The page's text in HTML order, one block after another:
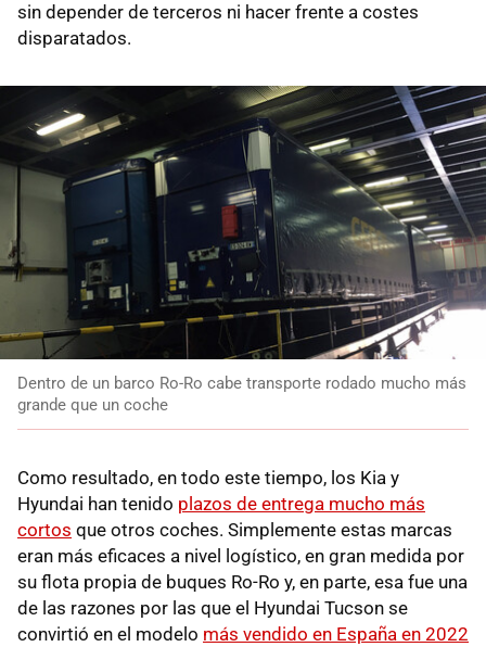
sin depender de terceros ni hacer frente a costes
disparatados.
Dentro de un barco Ro-Ro cabe transporte rodado mucho más
grande que un coche
Como resultado, en todo este tiempo, los Kia y
Hyundai han tenido plazos de entrega mucho más
cortos que otros coches. Simplemente estas marcas
eran más eficaces a nivel logístico, en gran medida por
su flota propia de buques Ro-Ro y, en parte, esa fue una
de las razones por las que el Hyundai Tucson se
convirtió en el modelo más vendido en España en 2022